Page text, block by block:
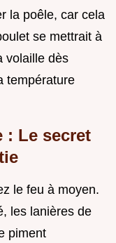
la poêle, car cela
se mettrait à
volaille dès
température
: Le secret
le feu à moyen.
les lanières de
piment